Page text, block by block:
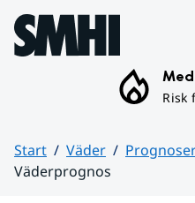
Hoppa till sidans innehåll
Risk
Start Väder
Väderprognos